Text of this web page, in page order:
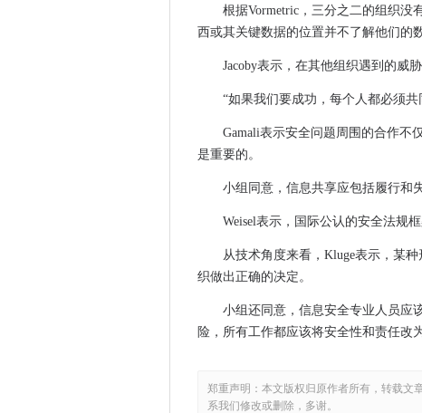
随着竞争的收紧，软件开发人员的
HP Inc销售率直升机12％，前方艰
MWC16：GSMA说，4G联系在
2020年，进入宽带作为水电和电力
Gartner说，消费者设备繁荣覆盖
HYDRO66将世界上第一个100％
Defra部长Rory Stewart在IEA发
NHS和地方政府必须克服数字护
遇见警察取消指挥和控制系统合同
移动创新转向智能手机服务
没有挑选茎的学生是“切割自己”
Netflix现在100％全遍在AWS云上
根据Vormetric，三分之二的组织没
西或其关键数据的位置并不了解他们的数
Jacoby表示，在其他组织遇到的威
“如果我们要成功，每个人都必须共
Gamali表示安全问题周围的合作不
是重要的。
小组同意，信息共享应包括履行和
Weisel表示，国际公认的安全法规
从技术角度来看，Kluge表示，某
织做出正确的决定。
小组还同意，信息安全专业人员应
险，所有工作都应该将安全性和责任改
郑重声明：本文版权归原作者所有，转载文
系我们修改或删除，多谢。